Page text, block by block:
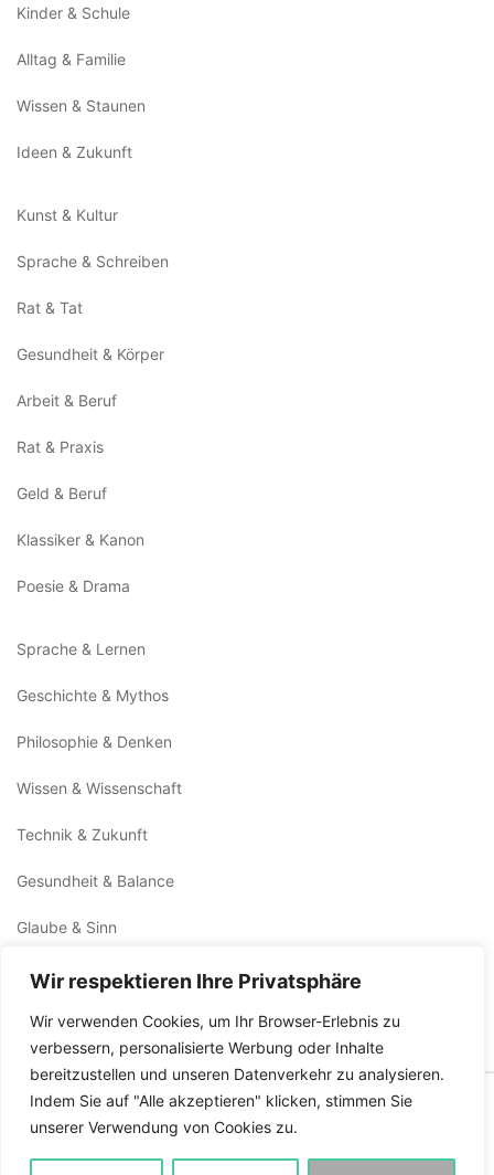
Wir respektieren Ihre Privatsphäre
Wir verwenden Cookies, um Ihr Browser-Erlebnis zu
verbessern, personalisierte Werbung oder Inhalte
bereitzustellen und unseren Datenverkehr zu analysieren.
Indem Sie auf "Alle akzeptieren" klicken, stimmen Sie
unserer Verwendung von Cookies zu.
Kinder & Schule
Alltag & Familie
Wissen & Staunen
Ideen & Zukunft
Kunst & Kultur
Sprache & Schreiben
Rat & Tat
Gesundheit & Körper
Arbeit & Beruf
Rat & Praxis
Geld & Beruf
Klassiker & Kanon
Poesie & Drama
Sprache & Lernen
Geschichte & Mythos
Philosophie & Denken
Wissen & Wissenschaft
Technik & Zukunft
Gesundheit & Balance
Glaube & Sinn
Natur & Welt
Reisen & Orte
Konzeption, Design, Programmierung
All rights reserved © byBernd Bartolome